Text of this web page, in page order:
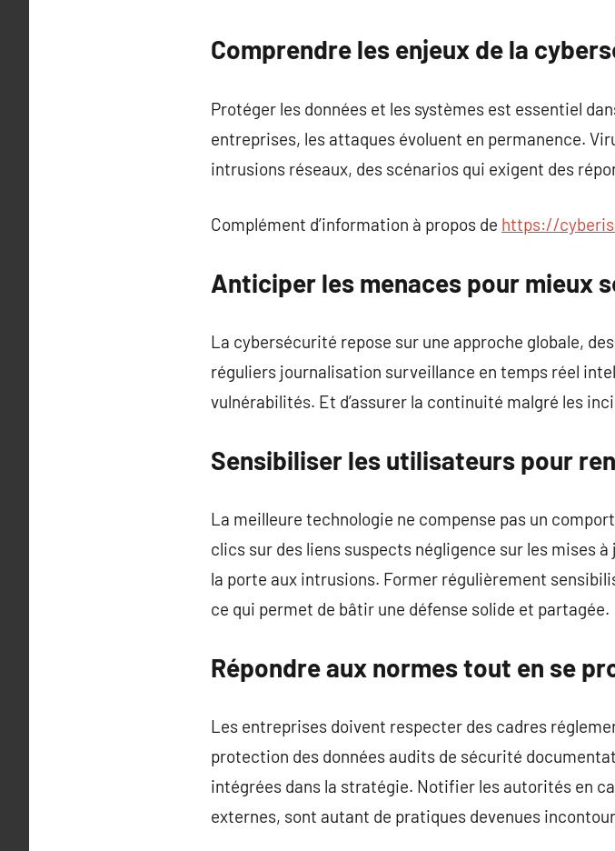
Comprendre les enjeux de la
Protéger les données et les systèmes est essentiel
entreprises, les attaques évoluent en permanence.
intrusions réseaux, des scénarios qui exigent des
Complément d’information à propos de https://
Anticiper les menaces pour mieux
La cybersécurité repose sur une approche globale,
réguliers journalisation surveillance en temps réel
vulnérabilités. Et d’assurer la continuité malgré les
Sensibiliser les utilisateurs pour
La meilleure technologie ne compense pas un
clics sur des liens suspects négligence sur les mises
la porte aux intrusions. Former régulièrement
ce qui permet de bâtir une défense solide et partagée.
Répondre aux normes tout en se
Les entreprises doivent respecter des cadres
protection des données audits de sécurité
intégrées dans la stratégie. Notifier les autorités en
externes, sont autant de pratiques devenues